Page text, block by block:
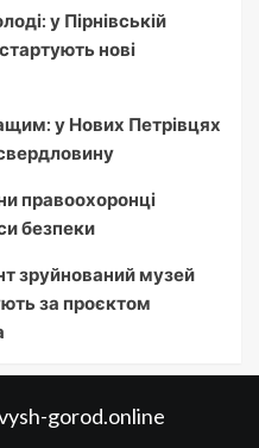
у Пірнівській
нові
у Нових Петрівцях
правоохоронці
безпеки
зруйнований музей
за проєктом
gorod.online